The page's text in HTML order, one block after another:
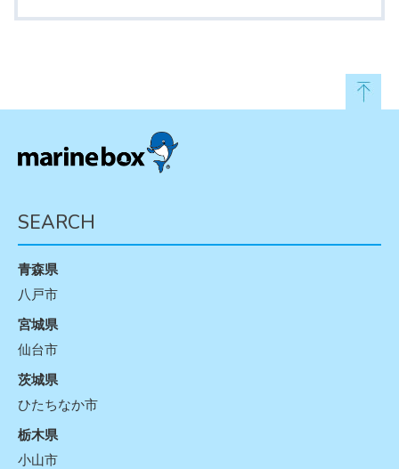
SEARCH
青森県
八戸市
宮城県
仙台市
茨城県
ひたちなか市
栃木県
小山市